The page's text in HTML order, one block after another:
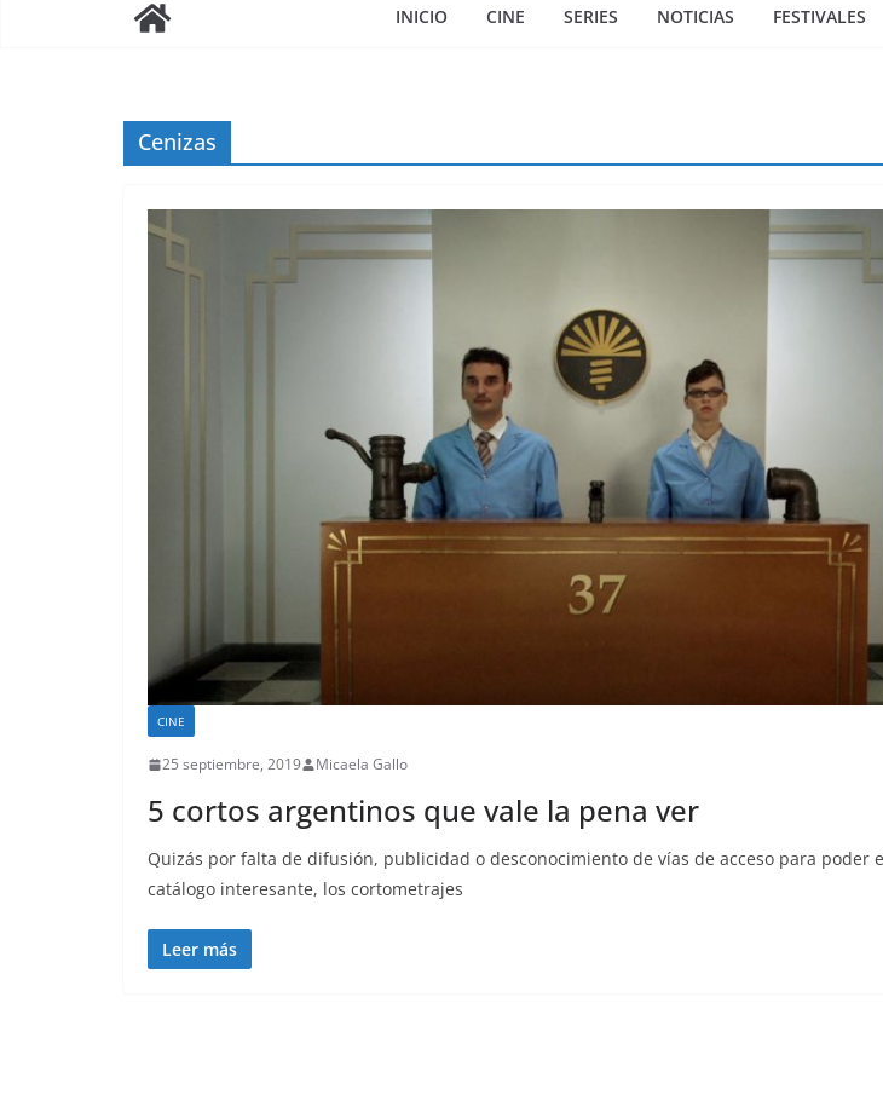
INICIO CINE SERIES NOTICIAS FESTIVALES
Cenizas
CINE
25 septiembre, 2019 Micaela Gallo
5 cortos argentinos que vale la pena ver
Quizás por falta de difusión, publicidad o desconocimiento de vías de acceso para poder
catálogo interesante, los cortometrajes
Leer más